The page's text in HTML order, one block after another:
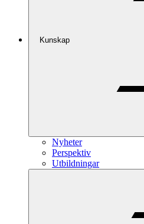
Kunskap
Nyheter
Perspektiv
Utbildningar